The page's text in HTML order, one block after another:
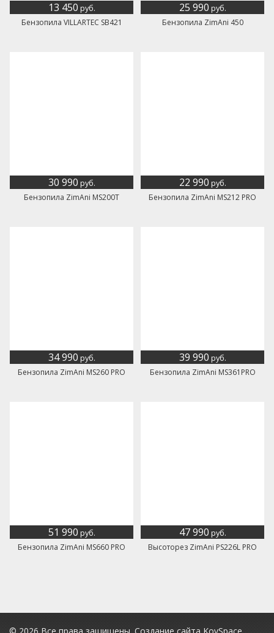
13 450 руб.
Бензопила VILLARTEC SB421
25 990 руб.
Бензопила ZimAni 450
30 990 руб.
Бензопила ZimAni MS200T
22 990 руб.
Бензопила ZimAni MS212 PRO
34 990 руб.
Бензопила ZimAni MS260 PRO
39 990 руб.
Бензопила ZimAni MS361PRO
51 990 руб.
Бензопила ZimAni MS660 PRO
47 990 руб.
Высоторез ZimAni PS226L PRO